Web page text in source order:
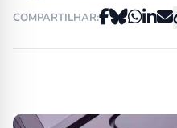
COMPARTILHAR: